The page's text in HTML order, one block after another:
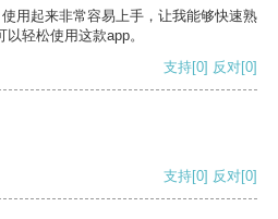
用起来非常容易上手，让我能够快速熟
轻松使用这款app。
支持[0] 反对[0]
支持[0] 反对[0]